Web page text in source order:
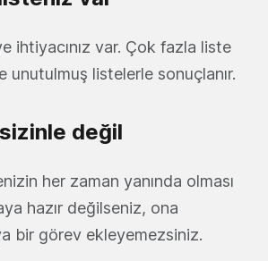
ihtiyacınız var. Çok fazla liste
unutulmuş listelerle sonuçlanır.
değil
her zaman yanında olması
hazır değilseniz, ona
bir görev ekleyemezsiniz.